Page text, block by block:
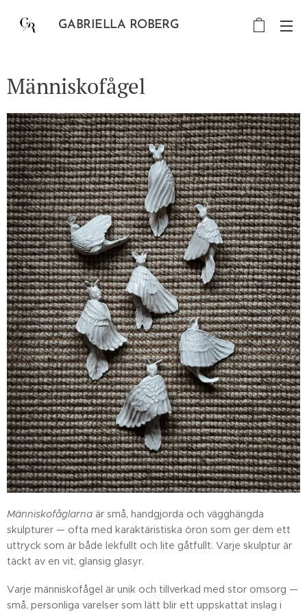
GABRIELLA ROBERG
Människofågel
Människofåglarna är små, handgjorda och vägghängda
skulpturer — ofta med karaktäristiska öron som ger dem ett
uttryck som är både lekfullt och lite gåtfullt. Varje skulptur är
täckt av en vit, glansig glasyr.
Varje människofågel är unik och tillverkad med stor omsorg —
små, personliga varelser som lätt blir ett uppskattat inslag i